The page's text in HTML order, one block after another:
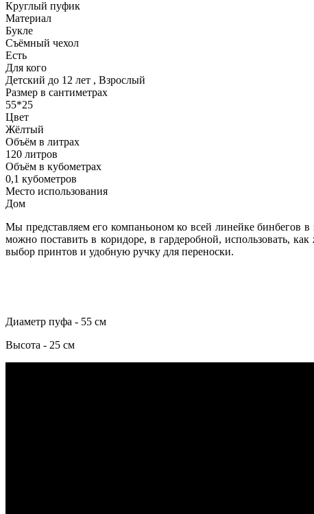
Круглый пуфик
Материал
Букле
Съёмный чехол
Есть
Для кого
Детский до 12 лет , Взрослый
Размер в сантиметрах
55*25
Цвет
Жёлтый
Объём в литрах
120 литров
Объём в кубометрах
0,1 кубометров
Место использования
Дом
Мы представляем его компаньоном ко всей линейке бинбегов
можно поставить в коридоре, в гардеробной, использовать,
выбор принтов и удобную ручку для переноски.
Диаметр пуфа - 55 см
Высота - 25 см